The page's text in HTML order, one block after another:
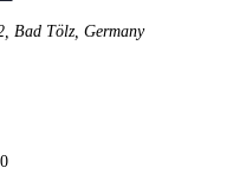
Bad Tölz, Germany